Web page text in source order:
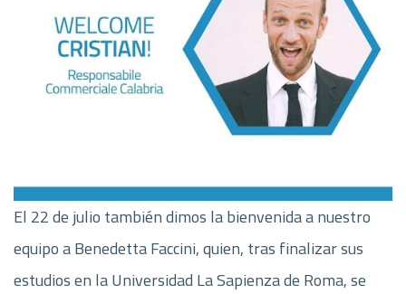
El 22 de julio también dimos la bienvenida a nuestro
equipo a Benedetta Faccini, quien, tras finalizar sus
estudios en la Universidad La Sapienza de Roma, se